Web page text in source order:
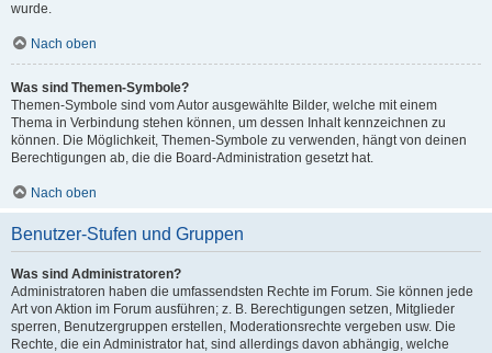
wurde.
Nach oben
Was sind Themen-Symbole?
Themen-Symbole sind vom Autor ausgewählte Bilder, welche mit einem
Thema in Verbindung stehen können, um dessen Inhalt kennzeichnen zu
können. Die Möglichkeit, Themen-Symbole zu verwenden, hängt von deinen
Berechtigungen ab, die die Board-Administration gesetzt hat.
Nach oben
Benutzer-Stufen und Gruppen
Was sind Administratoren?
Administratoren haben die umfassendsten Rechte im Forum. Sie können jede
Art von Aktion im Forum ausführen; z. B. Berechtigungen setzen, Mitglieder
sperren, Benutzergruppen erstellen, Moderationsrechte vergeben usw. Die
Rechte, die ein Administrator hat, sind allerdings davon abhängig, welche